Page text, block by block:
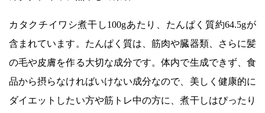
カタクチイワシ煮干し100gあたり、たんぱく質約64.5gが
含まれています。たんぱく質は、筋肉や臓器類、さらに髪
の毛や皮膚を作る大切な成分です。体内で生成できず、食
品から摂らなければいけない成分なので、美しく健康的に
ダイエットしたい方や筋トレ中の方に、煮干しはぴったり